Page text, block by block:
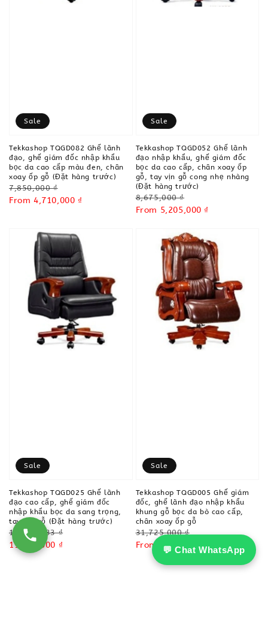
💬 Chat WhatsApp
Sale
Tekkashop TQGD082 Ghế lãnh
đạo, ghế giám đốc nhập khẩu
bọc da cao cấp màu đen, chân
xoay ốp gỗ (Đặt hàng trước)
Regular
price
7,850,000 ₫
Sale
From 4,710,000 ₫
Sale
Tekkashop TQGD052 Ghế lãnh
đạo nhập khẩu, ghế giám đốc
bọc da cao cấp, chân xoay ốp
gỗ, tay vịn gỗ cong nhẹ nhàng
(Đặt hàng trước)
Regular
price
8,675,000 ₫
Sale
From 5,205,000 ₫
Sale
Tekkashop TQGD025 Ghế lãnh
đạo cao cấp, ghế giám đốc
nhập khẩu bọc da sang trọng,
tay vịn gỗ (Đặt hàng trước)
Regular
price
19,458,333 ₫
Sale
price
11,675,000 ₫
Sale
Tekkashop TQGD005 Ghế giám
đốc, ghế lãnh đạo nhập khẩu
khung gỗ bọc da bò cao cấp,
chân xoay ốp gỗ
Regular
price
31,725,000 ₫
Sale
price
From 19,035,000 ₫